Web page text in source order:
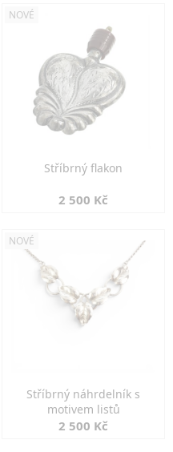
NOVÉ
Stříbrný flakon
2 500 Kč
NOVÉ
Stříbrný náhrdelník s
motivem listů
2 500 Kč